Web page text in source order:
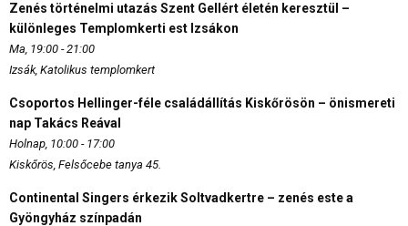
Zenés történelmi utazás Szent Gellért életén keresztül –
különleges Templomkerti est Izsákon
Ma, 19:00 - 21:00
Izsák, Katolikus templomkert
Csoportos Hellinger-féle családállítás Kiskőrösön – önismereti
nap Takács Reával
Holnap, 10:00 - 17:00
Kiskőrös, Felsőcebe tanya 45.
Continental Singers érkezik Soltvadkertre – zenés este a
Gyöngyház színpadán